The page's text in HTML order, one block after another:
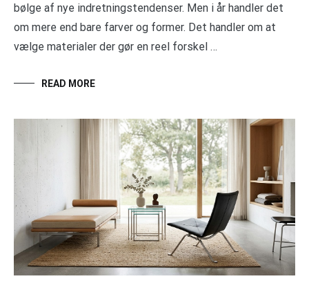
bølge af nye indretningstendenser. Men i år handler det
om mere end bare farver og former. Det handler om at
vælge materialer der gør en reel forskel …
READ MORE